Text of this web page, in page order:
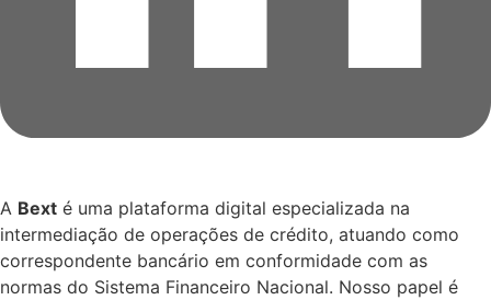
A Bext é uma plataforma digital especializada na
intermediação de operações de crédito, atuando como
correspondente bancário em conformidade com as
normas do Sistema Financeiro Nacional. Nosso papel é